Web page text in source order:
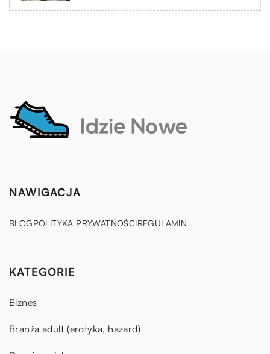
NAWIGACJA
BLOGPOLITYKA PRYWATNOŚCIREGULAMIN
KATEGORIE
Biznes
Branża adult (erotyka, hazard)